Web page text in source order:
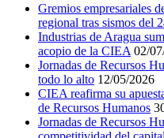
Gremios empresariales
regional tras sismos del
Industrias de Aragua
acopio de la CIEA 02/
Jornadas de Recursos
todo lo alto 12/05/2026
CIEA reafirma su
de Recursos Humanos
Jornadas de Recursos